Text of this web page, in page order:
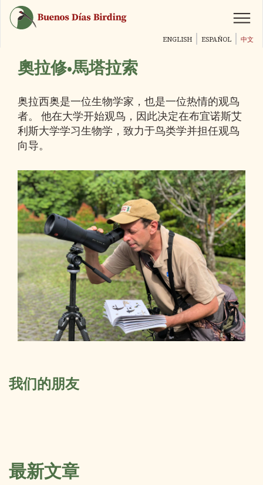
主
ENGLISH ESPAÑOL 中文
奧拉修•馬塔拉索
奥拉西奥是一位生物学家，也是一位热情的观鸟
者。 他在大学开始观鸟，因此决定在布宜诺斯艾
利斯大学学习生物学，致力于鸟类学并担任观鸟
向导。
我们的朋友
最新文章